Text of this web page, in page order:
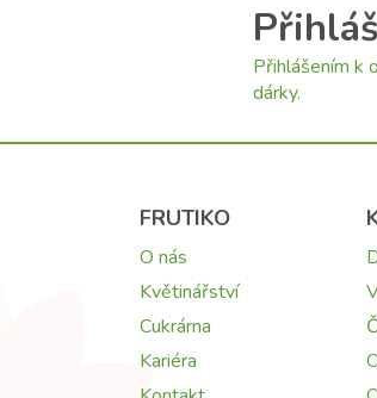
Přihlášením k
dárky.
FRUTIKO
O nás
Květinářství
Cukrárna
Kariéra